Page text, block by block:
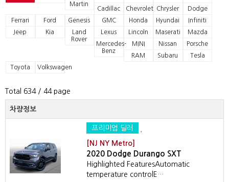
Martin
Cadillac Chevrolet Chrysler
Dodge
Ferrari
Ford Genesis GMC Honda Hyundai
Infiniti
Jeep
Kia
Land
Rover
Lexus Lincoln Maserati
Mazda
Mercedes-
Benz
MINI Nissan
Porsche
RAM
Subaru
Tesla
Toyota
Volkswagen
Total 634/ 44 page
차량정보
프리미엄 딜러
[NJ NY Metro]
2020 Dodge Durango SXT
Highlighted FeaturesAutomatic
temperature controlE…